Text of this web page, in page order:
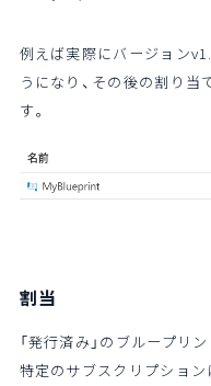
例えば実際にバージョン
うになり、その後の割り
す。
割当
「発行済み」のブループリ
特定のサブスクリプション